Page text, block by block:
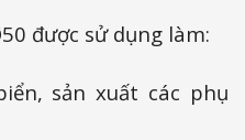
được sử dụng làm:
sản xuất các phụ